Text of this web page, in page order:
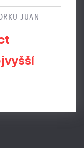
JUAN